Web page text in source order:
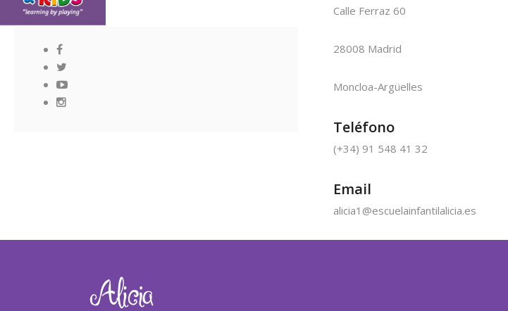
Calle Ferraz 60
28008 Madrid
Moncloa-Argüelles
Teléfono
(+34) 91 548 41 32
Email
alicia1@escuelainfantilalicia.es